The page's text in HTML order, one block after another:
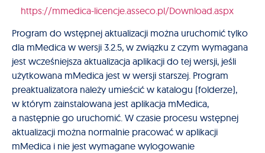
https://mmedica-licencje.asseco.pl/Download.aspx
Program do wstępnej aktualizacji można uruchomić tylko
dla mMedica w wersji 3.2.5, w związku z czym wymagana
jest wcześniejsza aktualizacja aplikacji do tej wersji, jeśli
użytkowana mMedica jest w wersji starszej. Program
preaktualizatora należy umieścić w katalogu (folderze),
w którym zainstalowana jest aplikacja mMedica,
a następnie go uruchomić. W czasie procesu wstępnej
aktualizacji można normalnie pracować w aplikacji
mMedica i nie jest wymagane wylogowanie